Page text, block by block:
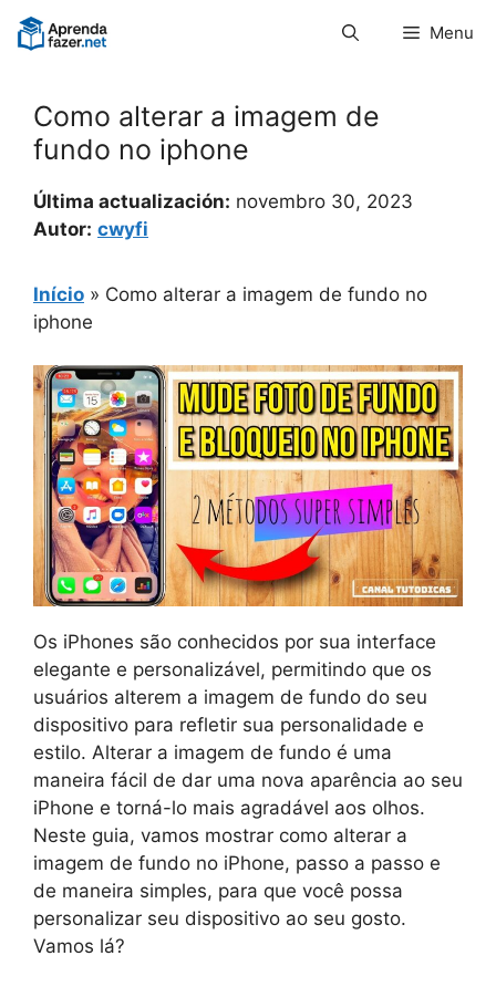
Pular
para
Menu
Como alterar a imagem de
fundo no iphone
Última actualización: novembro 30, 2023
Autor: cwyfi
Início » Como alterar a imagem de fundo no
iphone
Os iPhones são conhecidos por sua interface
elegante e personalizável, permitindo que os
usuários alterem a imagem de fundo do seu
dispositivo para refletir sua personalidade e
estilo. Alterar a imagem de fundo é uma
maneira fácil de dar uma nova aparência ao seu
iPhone e torná-lo mais agradável aos olhos.
Neste guia, vamos mostrar como alterar a
imagem de fundo no iPhone, passo a passo e
de maneira simples, para que você possa
personalizar seu dispositivo ao seu gosto.
Vamos lá?